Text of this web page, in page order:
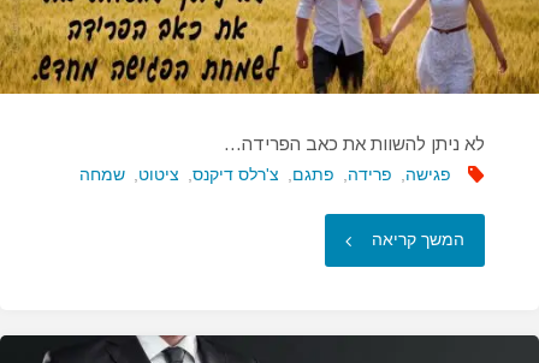
לא ניתן להשוות את כאב הפרידה…
פגישה פרידה פתגם צ'רלס דיקנס, ציטוט שמחה
המשך קריאה "לא
להשוות